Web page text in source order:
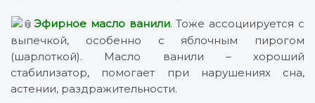
Эфирное масло ванили. Тоже ассоциируется с
выпечкой, особенно с яблочным пирогом
(шарлоткой). Масло ванили – хороший
стабилизатор, помогает при нарушениях сна,
астении, раздражительности.